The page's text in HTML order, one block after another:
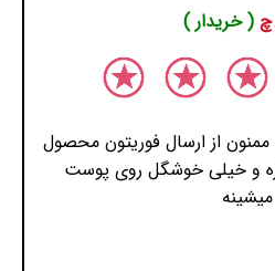
.چ( خریدار )
از ارسال فوریتون محصول
و خیلی خوشگل روی پوست
میشینه